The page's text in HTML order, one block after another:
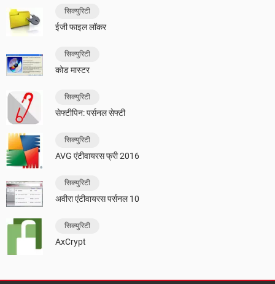
सिक्युरिटी
ईजी फाइल लॉकर
सिक्युरिटी
कोड मास्टर
सिक्युरिटी
सेफ्टीपिन: पर्सनल सेफ्टी
सिक्युरिटी
AVG एंटीवायरस फ्री 2016
सिक्युरिटी
अवीरा एंटीवायरस पर्सनल 10
सिक्युरिटी
AxCrypt